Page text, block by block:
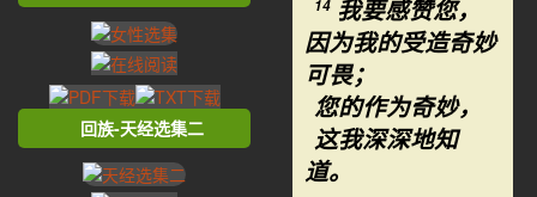
回族-天经选集二
14 我要感赞您，
因为我的受造奇妙
可畏；
您的作为奇妙，
这我深深地知
道。